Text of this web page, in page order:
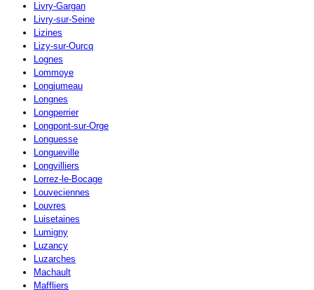
Livry-Gargan
Livry-sur-Seine
Lizines
Lizy-sur-Ourcq
Lognes
Lommoye
Longjumeau
Longnes
Longperrier
Longpont-sur-Orge
Longuesse
Longueville
Longvilliers
Lorrez-le-Bocage
Louveciennes
Louvres
Luisetaines
Lumigny
Luzancy
Luzarches
Machault
Maffliers